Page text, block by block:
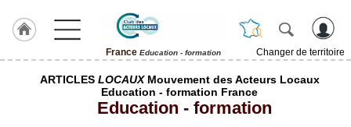
France Education - formation
Changer de territoire
HULCOQARTICLES LOCAUXMouvement des Acteurs Locaux
Education - formation France
Education - formation